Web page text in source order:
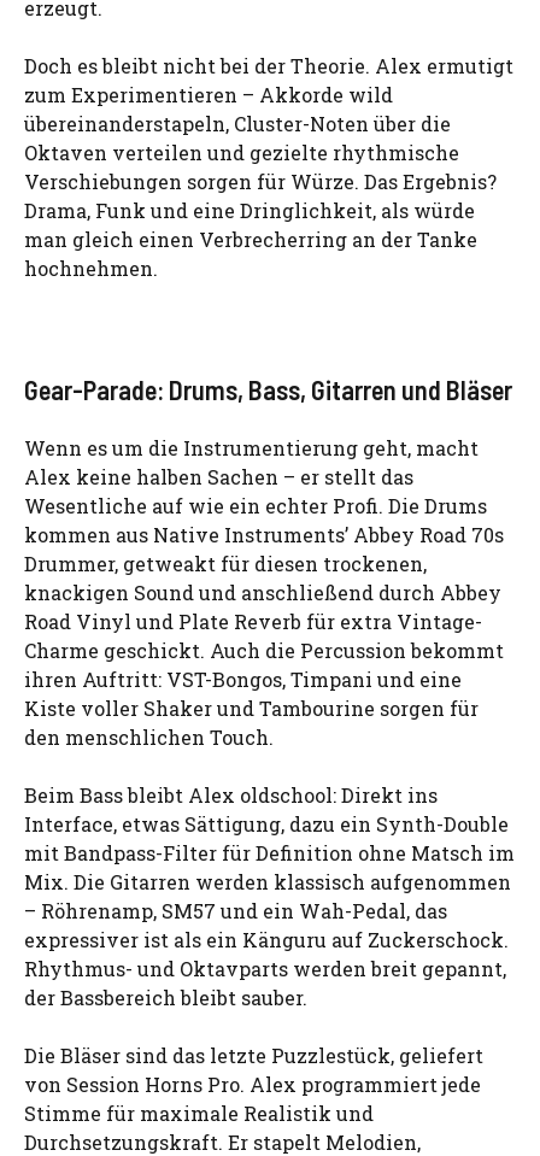
erzeugt.
Doch es bleibt nicht bei der Theorie. Alex ermutigt
zum Experimentieren – Akkorde wild
übereinanderstapeln, Cluster-Noten über die
Oktaven verteilen und gezielte rhythmische
Verschiebungen sorgen für Würze. Das Ergebnis?
Drama, Funk und eine Dringlichkeit, als würde
man gleich einen Verbrecherring an der Tanke
hochnehmen.
Gear-Parade: Drums, Bass, Gitarren und Bläser
Wenn es um die Instrumentierung geht, macht
Alex keine halben Sachen – er stellt das
Wesentliche auf wie ein echter Profi. Die Drums
kommen aus Native Instruments’ Abbey Road 70s
Drummer, getweakt für diesen trockenen,
knackigen Sound und anschließend durch Abbey
Road Vinyl und Plate Reverb für extra Vintage-
Charme geschickt. Auch die Percussion bekommt
ihren Auftritt: VST-Bongos, Timpani und eine
Kiste voller Shaker und Tambourine sorgen für
den menschlichen Touch.
Beim Bass bleibt Alex oldschool: Direkt ins
Interface, etwas Sättigung, dazu ein Synth-Double
mit Bandpass-Filter für Definition ohne Matsch im
Mix. Die Gitarren werden klassisch aufgenommen
– Röhrenamp, SM57 und ein Wah-Pedal, das
expressiver ist als ein Känguru auf Zuckerschock.
Rhythmus- und Oktavparts werden breit gepannt,
der Bassbereich bleibt sauber.
Die Bläser sind das letzte Puzzlestück, geliefert
von Session Horns Pro. Alex programmiert jede
Stimme für maximale Realistik und
Durchsetzungskraft. Er stapelt Melodien,